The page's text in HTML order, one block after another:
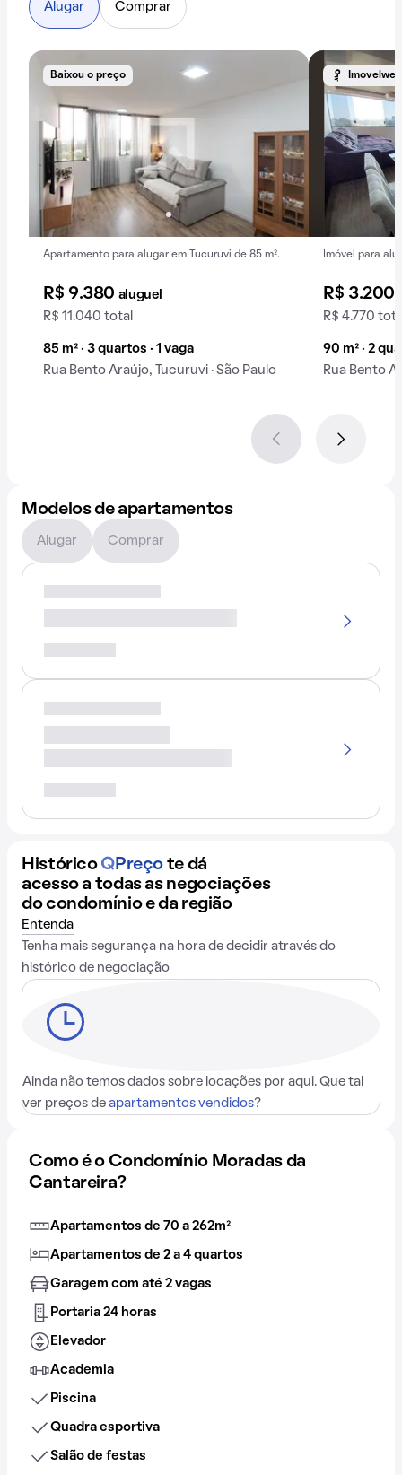
Baixou o preço
Apartamento para alugar em Tucuruvi de 85 m².
R$ 9.380 aluguel
R$ 11.040 total
85 m² · 3 quartos · 1 vaga
Rua Bento Araújo, Tucuruvi · São Paulo
Imovelweb
Imóvel para
R$ 3.200
R$ 4.770
90 m² · 2
Rua Bento
Alugar Comprar
Modelos de apartamentos
Alugar Comprar
Histórico QPreço te dá
acesso a todas as negociações
do condomínio e da região
Entenda
Tenha mais segurança na hora de decidir através do
histórico de negociação
Ainda não temos dados sobre locações por aqui. Que tal
ver preços de apartamentos vendidos?
Como é o Condomínio Moradas da
Cantareira?
Apartamentos de 70 a 262m²
Apartamentos de 2 a 4 quartos
Garagem com até 2 vagas
Portaria 24 horas
Elevador
Academia
Piscina
Quadra esportiva
Salão de festas